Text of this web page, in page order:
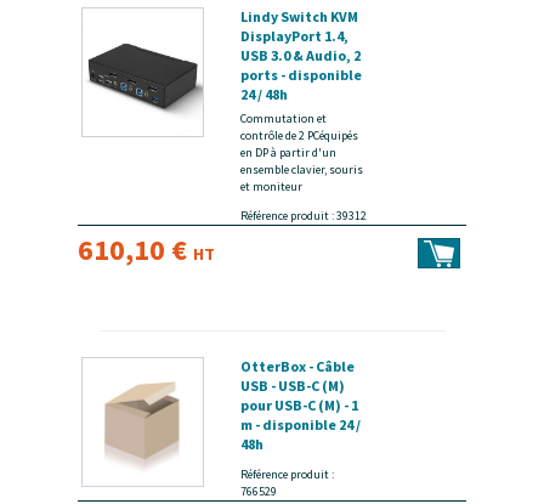
Lindy Switch KVM
DisplayPort 1.4,
USB 3.0 & Audio, 2
ports - disponible
24 / 48h
Commutation et
contrôle de 2 PCéquipés
en DP à partir d'un
ensemble clavier, souris
et moniteur
Référence produit : 39312
610,10 € HT
OtterBox - Câble
USB - USB-C (M)
pour USB-C (M) - 1
m - disponible 24 /
48h
Référence produit :
766529